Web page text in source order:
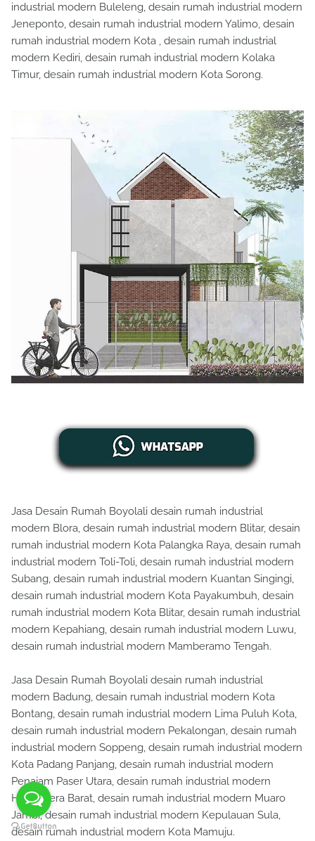
industrial modern Buleleng, desain rumah industrial modern
Jeneponto, desain rumah industrial modern Yalimo, desain
rumah industrial modern Kota , desain rumah industrial
modern Kediri, desain rumah industrial modern Kolaka
Timur, desain rumah industrial modern Kota Sorong.
Jasa Desain Rumah Boyolali desain rumah industrial
modern Blora, desain rumah industrial modern Blitar, desain
rumah industrial modern Kota Palangka Raya, desain rumah
industrial modern Toli-Toli, desain rumah industrial modern
Subang, desain rumah industrial modern Kuantan Singingi,
desain rumah industrial modern Kota Payakumbuh, desain
rumah industrial modern Kota Blitar, desain rumah industrial
modern Kepahiang, desain rumah industrial modern Luwu,
desain rumah industrial modern Mamberamo Tengah.
Jasa Desain Rumah Boyolali desain rumah industrial
modern Badung, desain rumah industrial modern Kota
Bontang, desain rumah industrial modern Lima Puluh Kota,
desain rumah industrial modern Pekalongan, desain rumah
industrial modern Soppeng, desain rumah industrial modern
Kota Padang Panjang, desain rumah industrial modern
Penajam Paser Utara, desain rumah industrial modern
Halmahera Barat, desain rumah industrial modern Muaro
Jambi, desain rumah industrial modern Kepulauan Sula,
desain rumah industrial modern Kota Mamuju.